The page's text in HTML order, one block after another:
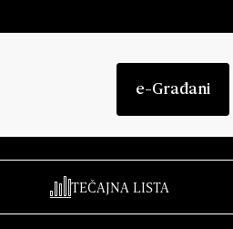
e-Građani
TEČAJNA LISTA